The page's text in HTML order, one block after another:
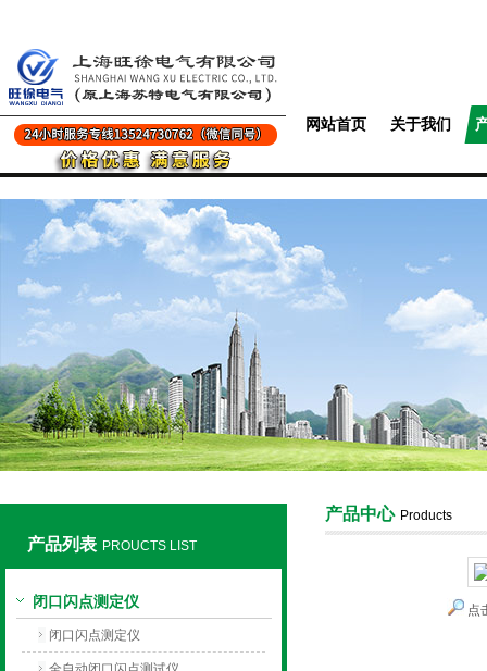
网站首页 关于我们
产品列表 PROUCTS LIST
闭口闪点测定仪
闭口闪点测定仪
产品中心 Products
点